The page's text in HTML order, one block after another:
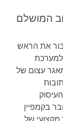
את הראש
עצום של
בקמפיין
מקצועי של